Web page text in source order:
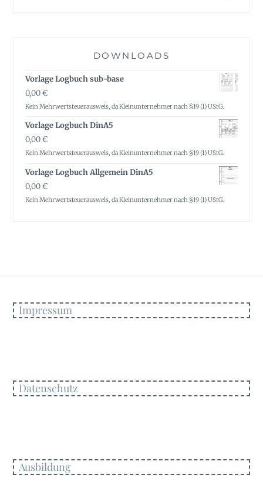
DOWNLOADS
Vorlage Logbuch sub-base
0,00€
Kein Mehrwertsteuerausweis, da Kleinunternehmer nach §19 (1) UStG.
Vorlage Logbuch DinA5
0,00€
Kein Mehrwertsteuerausweis, da Kleinunternehmer nach §19 (1) UStG.
Vorlage Logbuch Allgemein DinA5
0,00€
Kein Mehrwertsteuerausweis, da Kleinunternehmer nach §19 (1) UStG.
Impressum
Datenschutz
Ausbildung